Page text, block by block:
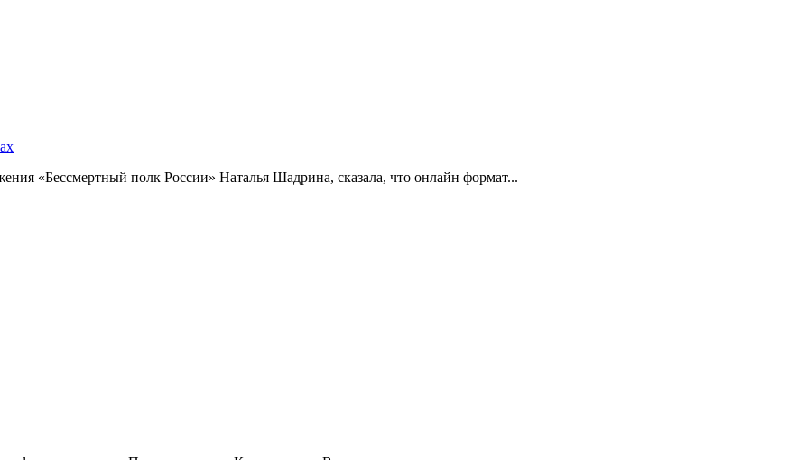
«Бессмертный полк России» Наталья Шадрина, сказала, что онлайн формат...